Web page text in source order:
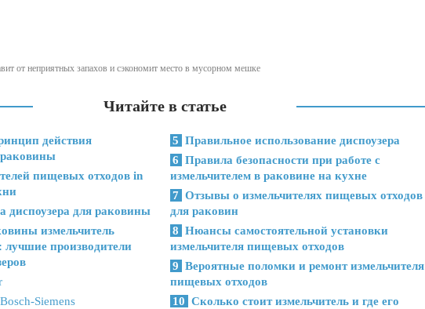
от неприятных запахов и сэкономит место в мусорном мешке
Читайте в статье
действия
раковины
пищевых отходов in
для раковины
измельчитель
производители
Siemens
5 Правильное использование диспоузера
6 Правила безопасности при работе с
измельчителем в раковине на кухне
7 Отзывы о измельчителях пищевых отходов
для раковин
8 Нюансы самостоятельной установки
измельчителя пищевых отходов
9 Вероятные поломки и ремонт измельчителя
пищевых отходов
10 Сколько стоит измельчитель и где его